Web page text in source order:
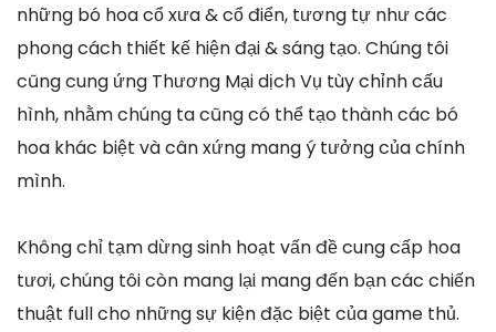
những bó hoa cổ xưa & cổ điển, tương tự như các
phong cách thiết kế hiện đại & sáng tạo. Chúng tôi
cũng cung ứng Thương Mại dịch Vụ tùy chỉnh cấu
hình, nhằm chúng ta cũng có thể tạo thành các bó
hoa khác biệt và cân xứng mang ý tưởng của chính
mình.
Không chỉ tạm dừng sinh hoạt vấn đề cung cấp hoa
tươi, chúng tôi còn mang lại mang đến bạn các chiến
thuật full cho những sự kiện đặc biệt của game thủ.